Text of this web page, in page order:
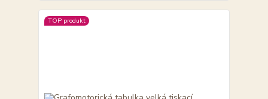
TOP produkt